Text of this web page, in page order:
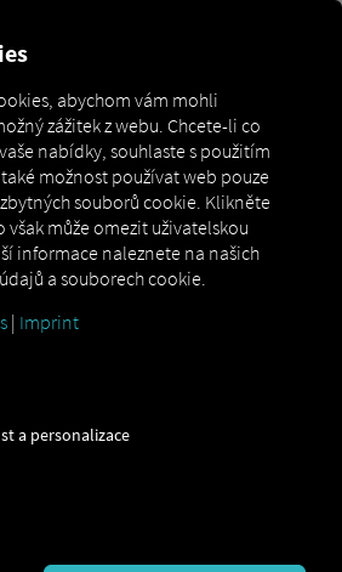
NIC-place Connect
CONNECT
tuto službu rozšířit o
abychom vám mohli
zážitek z webu. Chcete-li co
nabídky, souhlaste s použitím
možnost používat web pouze
souborů cookie. Klikněte
však může omezit uživatelskou
informace naleznete na našich
a souborech cookie.
| Imprint
a personalizace